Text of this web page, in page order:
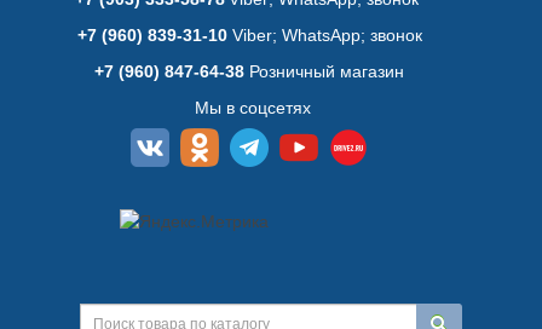
+7 (960) 839-31-10Viber; WhatsАpp; звонок
+7 (960) 847-64-38 Розничный магазин
Мы в соцсетях